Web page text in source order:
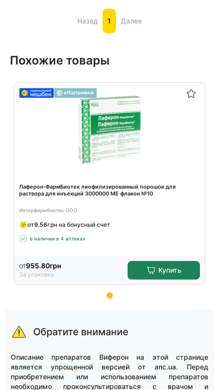
Назад 1 Далее
Похожие товары
Лаферон-ФармБиотек лиофилизированный порошок для
раствора для инъекций 3000000 МЕ флакон №10
Интерфармбиотек ООО
от9.56грн на бонусный счет
в наличии в 4 аптеках
от955.80грн
За упаковку
Купить
15
Обратите внимание
Описание препаратов Виферон на этой странице
является упрощенной версией от anc.ua. Перед
приобретением или использованием препаратов
необходимо проконсультироваться с врачом и